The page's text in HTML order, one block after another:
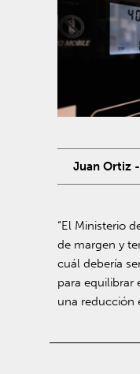
Juan Ortiz
“El Ministerio
de margen y
cuál debería
para equilibrar
una reducción